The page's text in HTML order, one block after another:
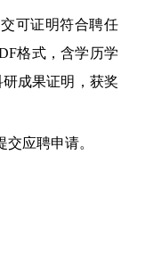
可证明符合聘任
格式，含学历学
成果证明，获奖
应聘申请。